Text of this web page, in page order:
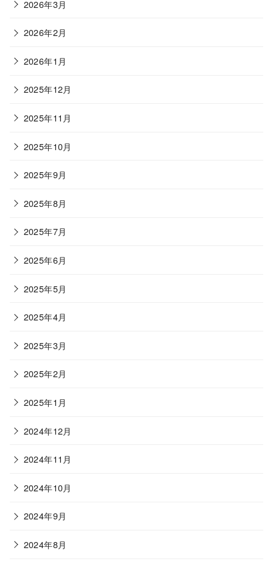
2026年3月
2026年2月
2026年1月
2025年12月
2025年11月
2025年10月
2025年9月
2025年8月
2025年7月
2025年6月
2025年5月
2025年4月
2025年3月
2025年2月
2025年1月
2024年12月
2024年11月
2024年10月
2024年9月
2024年8月